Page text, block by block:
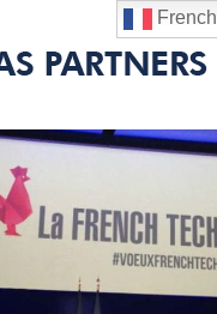
French